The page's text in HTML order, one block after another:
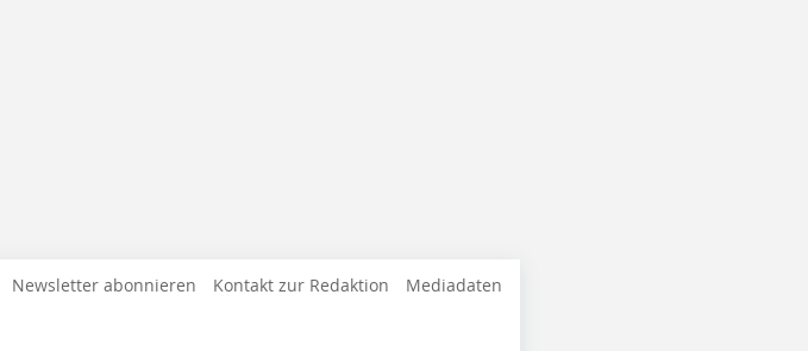
Newsletter abonnieren Kontakt zur Redaktion Mediadaten